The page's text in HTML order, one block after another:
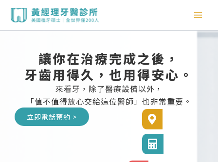
主
讓你在治療完成之後，
牙齒用得久，也用得安心。
來看牙，除了醫療設備以外，
「值不值得放心交給這位醫師」也非常重要。
立即電話預約 >
診所電話
診所位置